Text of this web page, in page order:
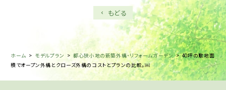
もどる
ホーム > モデルプラン > 都心狭小地の新築外構・リフォームガーデン >40坪の敷地面
積でオープン外構とクローズ外構のコストとプランの比較。￼